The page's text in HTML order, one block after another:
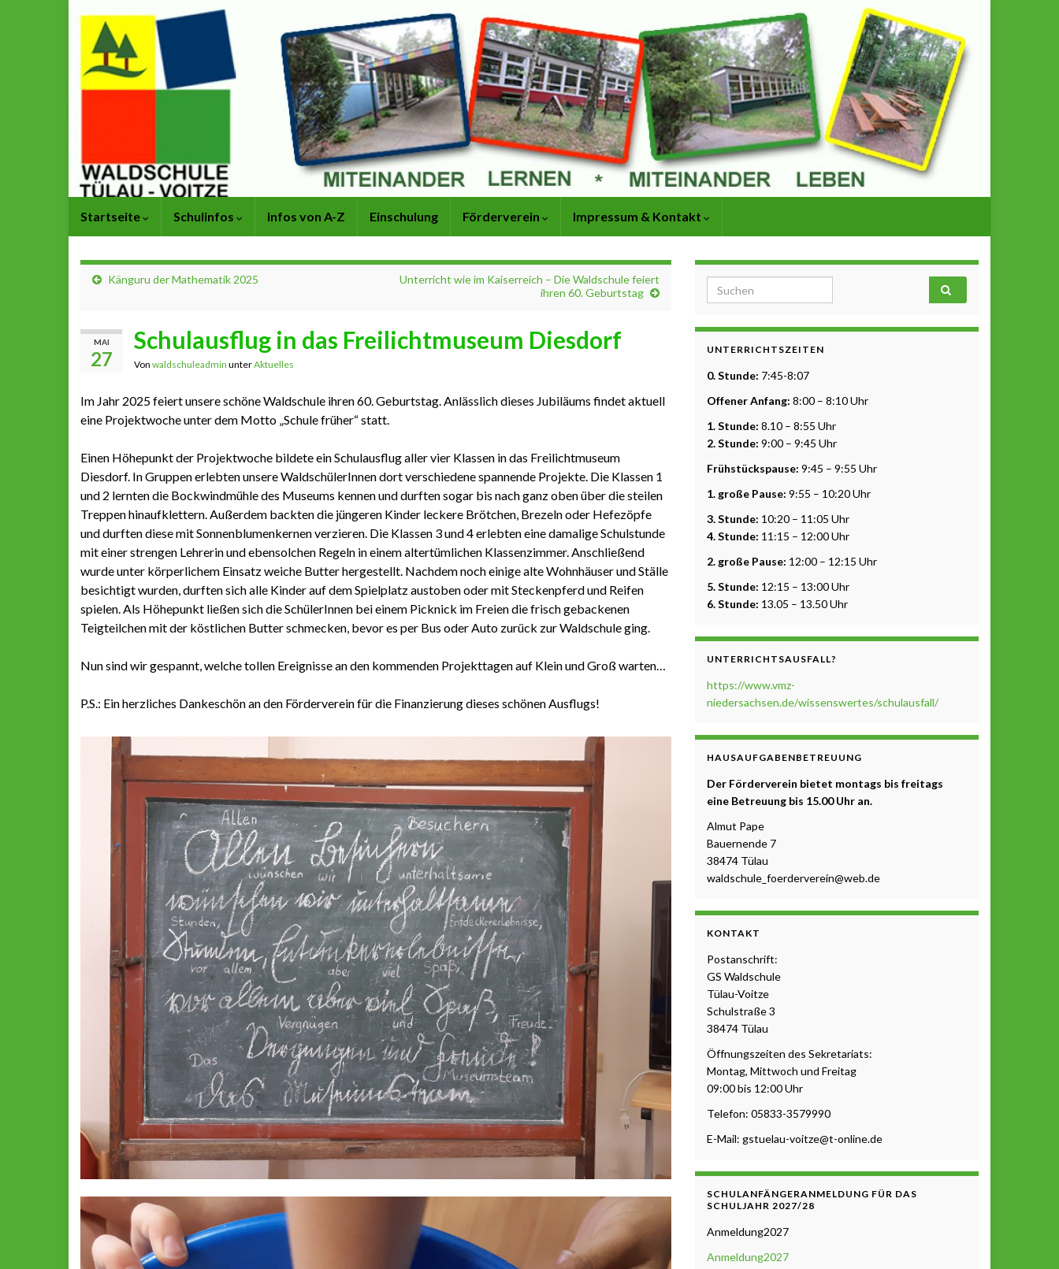
Startseite Schulinfos Infos von A-Z Einschulung Förderverein Impressum & Kontakt
Känguru der Mathematik 2025
Unterricht wie im Kaiserreich – Die Waldschule feiert
ihren 60. Geburtstag
MAI
27
Schulausflug in das Freilichtmuseum Diesdorf
Von waldschuleadmin unterAktuelles
Im Jahr 2025 feiert unsere schöne Waldschule ihren 60. Geburtstag. Anlässlich dieses Jubiläums findet aktuell
eine Projektwoche unter dem Motto „Schule früher“ statt.
Einen Höhepunkt der Projektwoche bildete ein Schulausflug aller vier Klassen in das Freilichtmuseum
Diesdorf. In Gruppen erlebten unsere WaldschülerInnen dort verschiedene spannende Projekte. Die Klassen 1
und 2 lernten die Bockwindmühle des Museums kennen und durften sogar bis nach ganz oben über die steilen
Treppen hinaufklettern. Außerdem backten die jüngeren Kinder leckere Brötchen, Brezeln oder Hefezöpfe
und durften diese mit Sonnenblumenkernen verzieren. Die Klassen 3 und 4 erlebten eine damalige Schulstunde
mit einer strengen Lehrerin und ebensolchen Regeln in einem altertümlichen Klassenzimmer. Anschließend
wurde unter körperlichem Einsatz weiche Butter hergestellt. Nachdem noch einige alte Wohnhäuser und Ställe
besichtigt wurden, durften sich alle Kinder auf dem Spielplatz austoben oder mit Steckenpferd und Reifen
spielen. Als Höhepunkt ließen sich die SchülerInnen bei einem Picknick im Freien die frisch gebackenen
Teigteilchen mit der köstlichen Butter schmecken, bevor es per Bus oder Auto zurück zur Waldschule ging.
Nun sind wir gespannt, welche tollen Ereignisse an den kommenden Projekttagen auf Klein und Groß warten…
P.S.: Ein herzliches Dankeschön an den Förderverein für die Finanzierung dieses schönen Ausflugs!
Search for:
UNTERRICHTSZEITEN
0. Stunde: 7:45-8:07
Offener Anfang: 8:00 – 8:10 Uhr
1. Stunde: 8.10 – 8:55 Uhr
2. Stunde: 9:00 – 9:45 Uhr
Frühstückspause: 9:45 – 9:55 Uhr
1. große Pause: 9:55 – 10:20 Uhr
3. Stunde: 10:20 – 11:05 Uhr
4. Stunde: 11:15 – 12:00 Uhr
2. große Pause: 12:00 – 12:15 Uhr
5. Stunde: 12:15 – 13:00 Uhr
6. Stunde: 13.05 – 13.50 Uhr
UNTERRICHTSAUSFALL?
https://www.vmz-
niedersachsen.de/wissenswertes/schulausfall/
HAUSAUFGABENBETREUUNG
Der Förderverein bietet montags bis freitags
eine Betreuung bis 15.00 Uhr an.
Almut Pape
Bauernende 7
38474 Tülau
waldschule_foerderverein@web.de
KONTAKT
Postanschrift:
GS Waldschule
Tülau-Voitze
Schulstraße 3
38474 Tülau
Öffnungszeiten des Sekretariats:
Montag, Mittwoch und Freitag
09:00 bis 12:00 Uhr
Telefon: 05833-3579990
E-Mail: gstuelau-voitze@t-online.de
SCHULANFÄNGERANMELDUNG FÜR DAS
SCHULJAHR 2027/28
Anmeldung2027
Anmeldung2027